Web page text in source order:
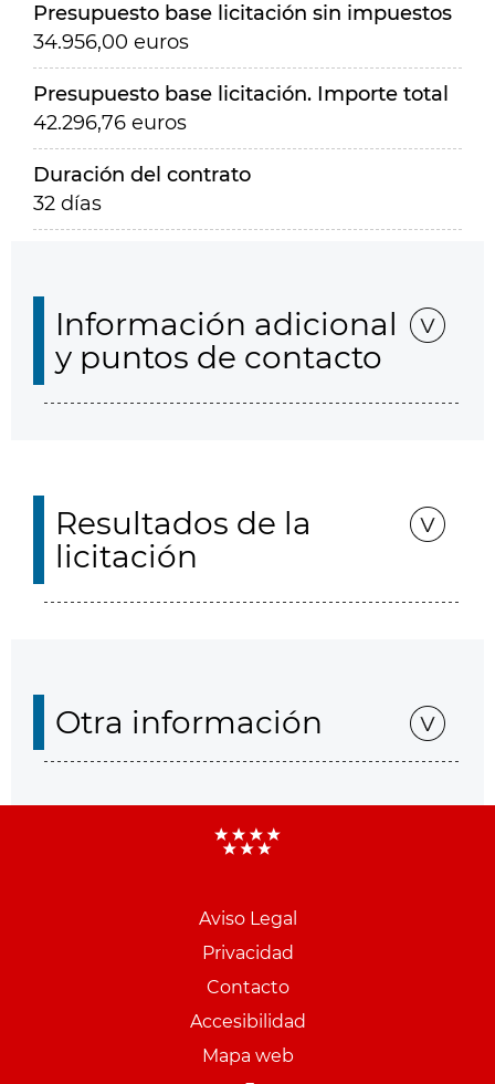
Presupuesto base licitación sin impuestos
34.956,00 euros
Presupuesto base licitación. Importe total
42.296,76 euros
Duración del contrato
32 días
Información adicional
y puntos de contacto
Resultados de la
licitación
Otra información
Aviso Legal
Privacidad
Contacto
Accesibilidad
Mapa web